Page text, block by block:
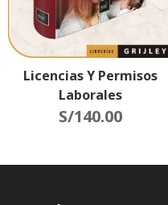
Licencias Y Permisos
Laborales
S/140.00